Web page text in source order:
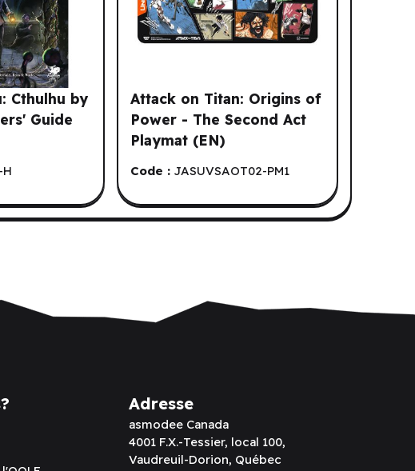
Cthulhu by
Guide
H
Attack on Titan: Origins of
Power - The Second Act
Playmat (EN)
Code : JASUVSAOT02-PM1
Adresse
asmodee Canada
4001 F.X.-Tessier, local 100,
Vaudreuil-Dorion, Québec